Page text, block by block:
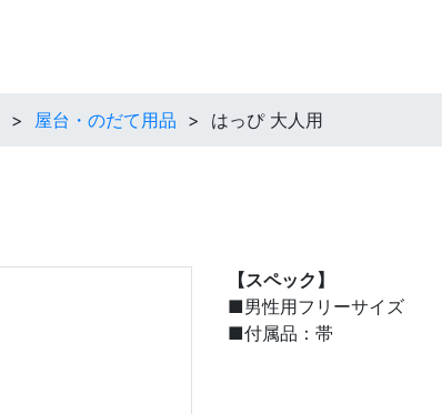
> 屋台・のだて用品 > はっぴ 大人用
【スペック】
■男性用フリーサイズ
■付属品：帯